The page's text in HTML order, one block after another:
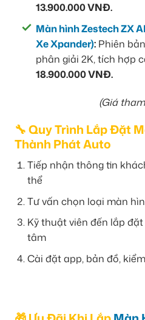
13.900.000 VNĐ.
Màn hình Zestech ZX
Xe Xpander): Phiên
phân giải 2K, tích hợp
18.900.000 VNĐ.
(Giá
🔧 Quy Trình Lắp Đặt
Thành Phát Auto
Tiếp nhận thông tin
thể
Tư vấn chọn loại màn
Kỹ thuật viên đến lắp
tâm
Cài đặt app, bản đồ,